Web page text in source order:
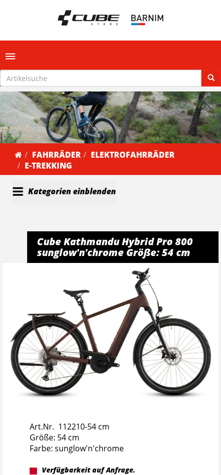
Toggle navigation
FAHRRÄDER
ELEKTROFAHRRÄDER
E-TREKKING
Kategorien einblenden
Cube Kathmandu Hybrid Pro 800
sunglow'n'chrome Größe: 54 cm
Art.Nr. 112210-54 cm
Größe: 54 cm
Farbe: sunglow'n'chrome
Verfügbarkeit auf Anfrage.